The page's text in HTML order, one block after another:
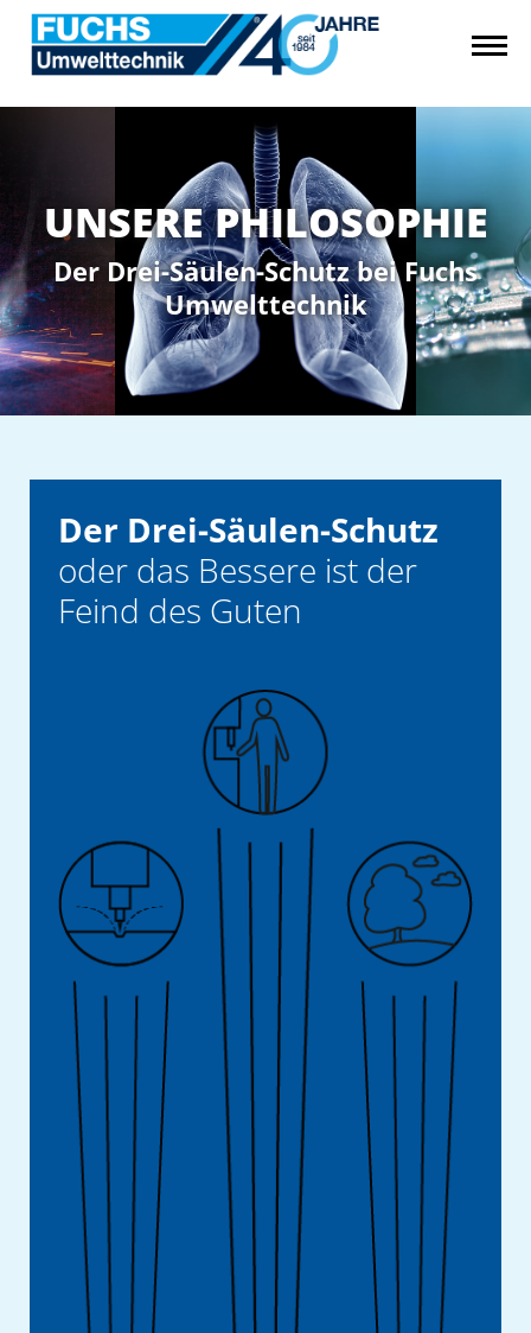
UNSERE PHILOSOPHIE
Der Drei-Säulen-Schutz bei Fuchs
Umwelttechnik
Der Drei-Säulen-Schutz
oder das Bessere ist der
Feind des Guten